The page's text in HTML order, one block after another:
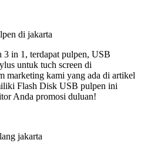
in 1, terdapat pulpen, USB
untuk tuch screen di
marketing kami yang ada di artikel
Flash Disk USB pulpen ini
Anda promosi duluan!